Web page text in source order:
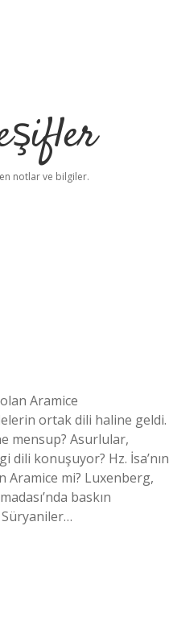
notlar ve bilgiler.
Aramice
ortak dili haline geldi.
mensup? Asurlular,
dili konuşuyor? Hz. İsa’nın
Aramice mi? Luxenberg,
baskın
Süryaniler…